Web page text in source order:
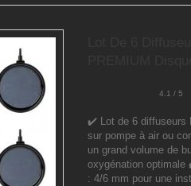
4.1 / 5
✔️ Lot de 6 diffuseurs
sur pompe à air ou
un grand volume de
oxygénation optimale
: 4/6 mm pour une